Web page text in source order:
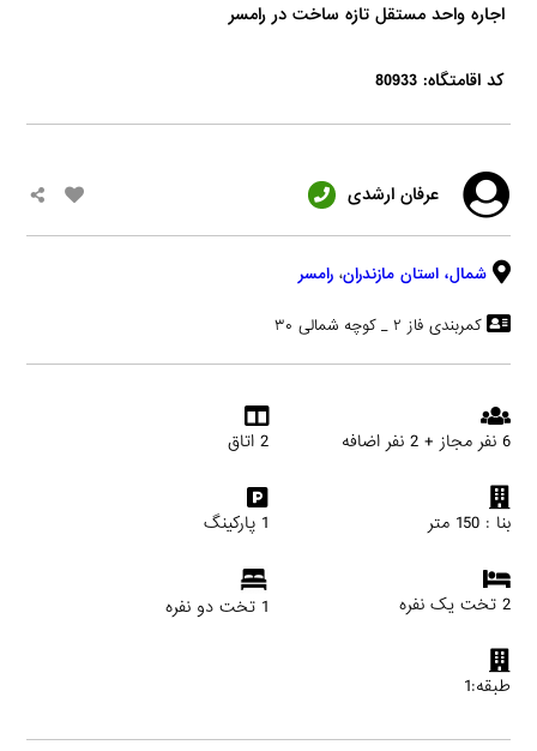
اجاره واحد مستقل تازه ساخت در رامسر
کد اقامتگاه: 80933
عرفان ارشدی
شمال، استان مازندران، رامسر
کمربندی فاز ۲ _ کوچه شمالی ۳۰
6 نفر مجاز + 2 نفر اضافه 2 اتاق
بنا : 150 متر 1 پارکینگ
2 تخت یک نفره 1 تخت دو نفره
طبقه:1